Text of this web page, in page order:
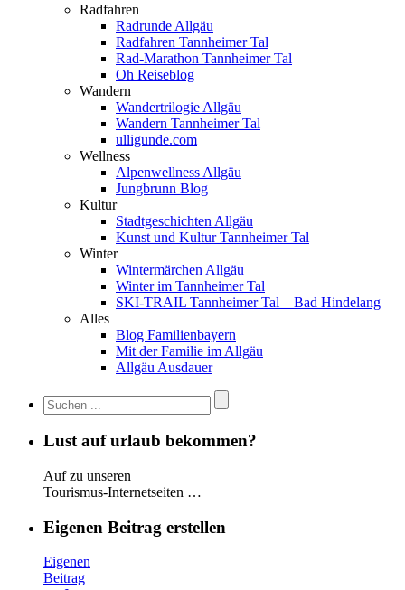
Radfahren
Radrunde Allgäu
Radfahren Tannheimer Tal
Rad-Marathon Tannheimer Tal
Oh Reiseblog
Wandern
Wandertrilogie Allgäu
Wandern Tannheimer Tal
ulligunde.com
Wellness
Alpenwellness Allgäu
Jungbrunn Blog
Kultur
Stadtgeschichten Allgäu
Kunst und Kultur Tannheimer Tal
Winter
Wintermärchen Allgäu
Winter im Tannheimer Tal
SKI-TRAIL Tannheimer Tal – Bad Hindelang
Alles
Blog Familienbayern
Mit der Familie im Allgäu
Allgäu Ausdauer
Lust auf urlaub bekommen?
Auf zu unseren
Tourismus-Internetseiten …
Eigenen Beitrag erstellen
Eigenen
Beitrag